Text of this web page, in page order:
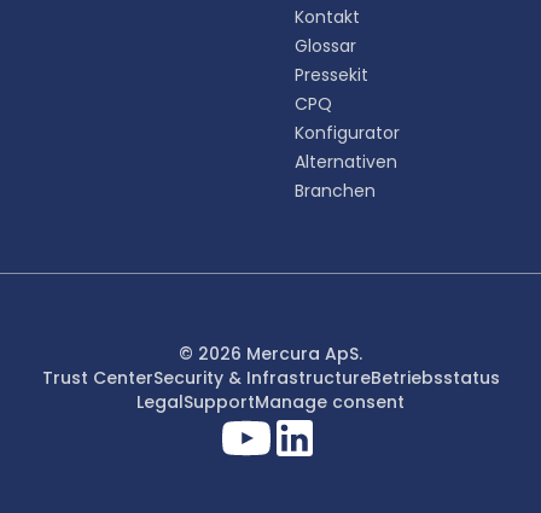
Svenska
Français
Kontakt
Glossar
Pressekit
CPQ
Konfigurator
Alternativen
Branchen
© 2026 Mercura ApS.
Trust CenterSecurity & InfrastructureBetriebsstatus
LegalSupportManage consent